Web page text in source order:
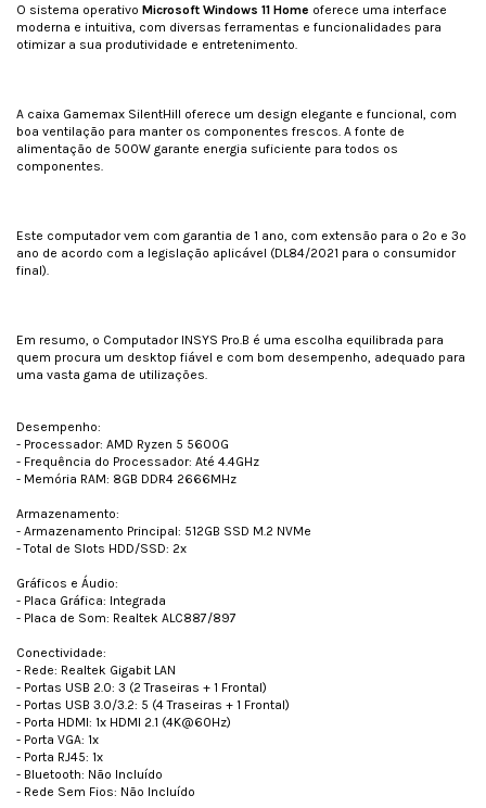
O sistema operativo Microsoft Windows 11 Home oferece uma interface
moderna e intuitiva, com diversas ferramentas e funcionalidades para
otimizar a sua produtividade e entretenimento.
A caixa Gamemax SilentHill oferece um design elegante e funcional, com
boa ventilação para manter os componentes frescos. A fonte de
alimentação de 500W garante energia suficiente para todos os
componentes.
Este computador vem com garantia de 1 ano, com extensão para o 2º e 3º
ano de acordo com a legislação aplicável (DL84/2021 para o consumidor
final).
Em resumo, o Computador INSYS Pro.B é uma escolha equilibrada para
quem procura um desktop fiável e com bom desempenho, adequado para
uma vasta gama de utilizações.
Desempenho:
- Processador: AMD Ryzen 5 5600G
- Frequência do Processador: Até 4.4GHz
- Memória RAM: 8GB DDR4 2666MHz
Armazenamento:
- Armazenamento Principal: 512GB SSD M.2 NVMe
- Total de Slots HDD/SSD: 2x
Gráficos e Áudio:
- Placa Gráfica: Integrada
- Placa de Som: Realtek ALC887/897
Conectividade:
- Rede: Realtek Gigabit LAN
- Portas USB 2.0: 3 (2 Traseiras + 1 Frontal)
- Portas USB 3.0/3.2: 5 (4 Traseiras + 1 Frontal)
- Porta HDMI: 1x HDMI 2.1 (4K@60Hz)
- Porta VGA: 1x
- Porta RJ45: 1x
- Bluetooth: Não Incluído
- Rede Sem Fios: Não Incluído